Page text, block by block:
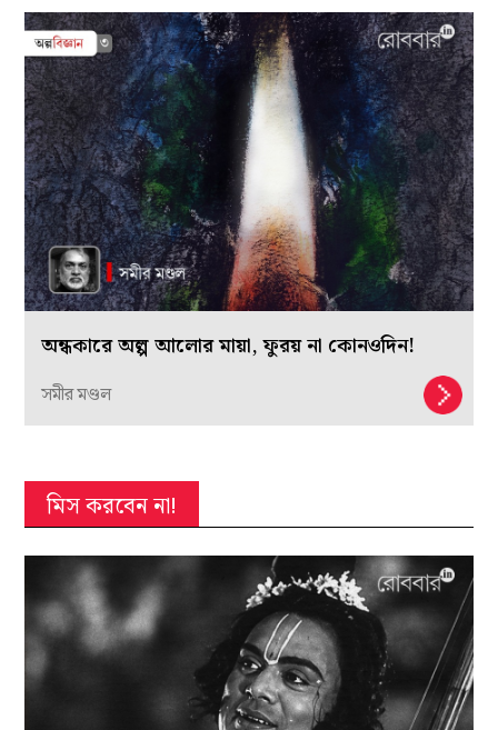
অন্ধকারে অল্প আলোর মায়া, ফুরয় না কোনওদিন!
সমীর মণ্ডল
মিস করবেন না!